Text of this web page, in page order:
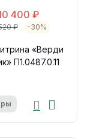
400 ₽
₽ -30%
«Верди
П1.0487.0.11